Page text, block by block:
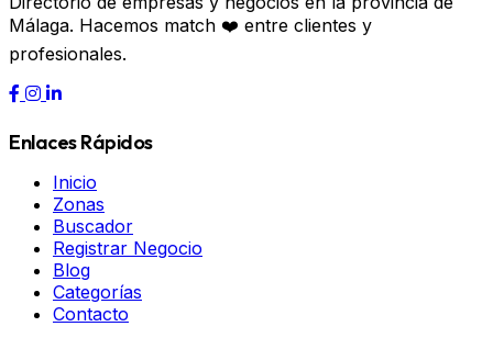
Málaga. Hacemos match ❤️ entre clientes y
profesionales.
Enlaces Rápidos
Inicio
Zonas
Buscador
Registrar Negocio
Blog
Categorías
Contacto